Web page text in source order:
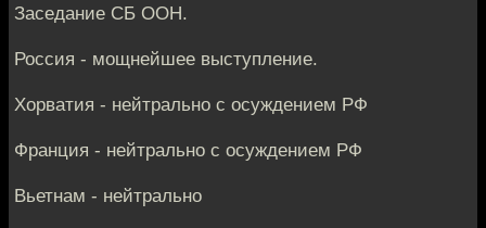
Заседание СБ ООН.
Россия - мощнейшее выступление.
Хорватия - нейтрально с осуждением РФ
Франция - нейтрально с осуждением РФ
Вьетнам - нейтрально